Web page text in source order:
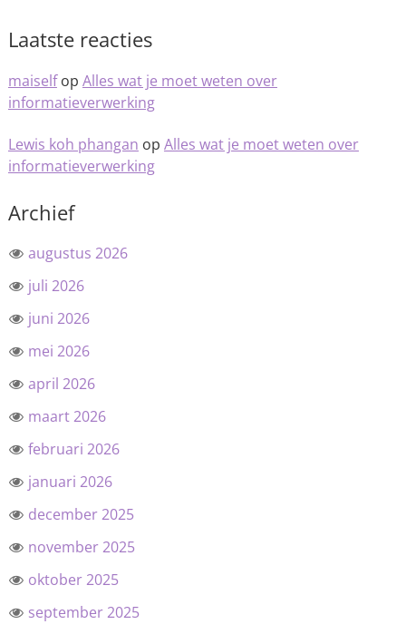
Laatste reacties
maiselfop Alles wat je moet weten over
informatieverwerking
Lewis koh phangan op Alles wat je moet weten over
informatieverwerking
Archief
augustus 2026
juli 2026
juni 2026
mei 2026
april 2026
maart 2026
februari 2026
januari 2026
december 2025
november 2025
oktober 2025
september 2025